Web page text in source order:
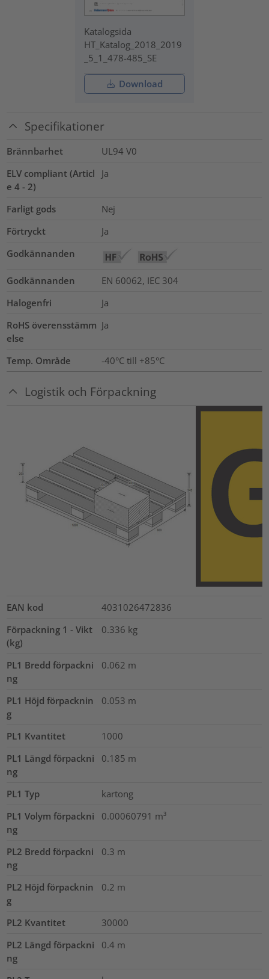
Katalogsida
HT_Katalog_2018_2019
_5_1_478-485_SE
Download
Specifikationer
Brännbarhet
UL94 V0
ELV compliant (Articl
e 4 - 2)
Ja
Farligt gods
Nej
Förtryckt
Ja
Godkännanden
Godkännanden
EN 60062, IEC 304
Halogenfri
Ja
RoHS överensstämm
else
Ja
Temp. Område -40°C till +85°C
Logistik och Förpackning
EAN kod
4031026472836
Förpackning 1 - Vikt
(kg)
0.336 kg
PL1 Bredd förpackni
ng
0.062 m
PL1 Höjd förpacknin
g
0.053 m
PL1 Kvantitet
1000
PL1 Längd förpackni
ng
0.185 m
PL1 Typ
kartong
PL1 Volym förpackni
ng
0.00060791 m³
PL2 Bredd förpackni
ng
0.3 m
PL2 Höjd förpacknin
g
0.2 m
PL2 Kvantitet
30000
PL2 Längd förpackni
ng
0.4 m